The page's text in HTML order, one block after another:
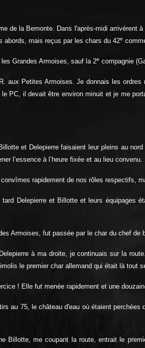
de la Bemonte. Dans l'après-midi arrivèrent
abords, mais reçus par les chars du 42e
Grandes Armoises, sauf la 2e compagnie
aux Petites Armoises. Je donnais les
PC, il devait être environ minuit et je me
et Delepierre faisaient leur pleins au
l’essence à l’heure fixée et au lieu convenu.
rapidement de nos rôles respectifs,
Delepierre et Billotte et leurs équipages
Armoises, fut passée par le char du chef de
à ma droite, je continuais sur la
le premier char allemand qui était là tout
! Elle fut menée rapidement et une
au 75, le château d'eau où étaient
Billotte, me coupant la route, entrait le